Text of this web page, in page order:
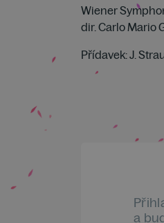
Wiener
dir. Carlo Mario
Přídavek: J.
a